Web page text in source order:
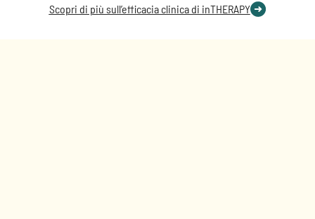
Scopri di più sull’efficacia clinica di inTHERAPY